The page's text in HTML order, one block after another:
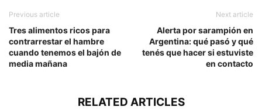
Previous article
Tres alimentos ricos para
contrarrestar el hambre
cuando tenemos el bajón de
media mañana
Next article
Alerta por sarampión en
Argentina: qué pasó y qué
tenés que hacer si estuviste
en contacto
RELATED ARTICLES